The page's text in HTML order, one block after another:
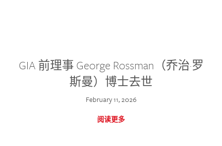
GIA 前理事 George Rossman（乔治·罗
斯曼）博士去世
February 11, 2026
阅读更多